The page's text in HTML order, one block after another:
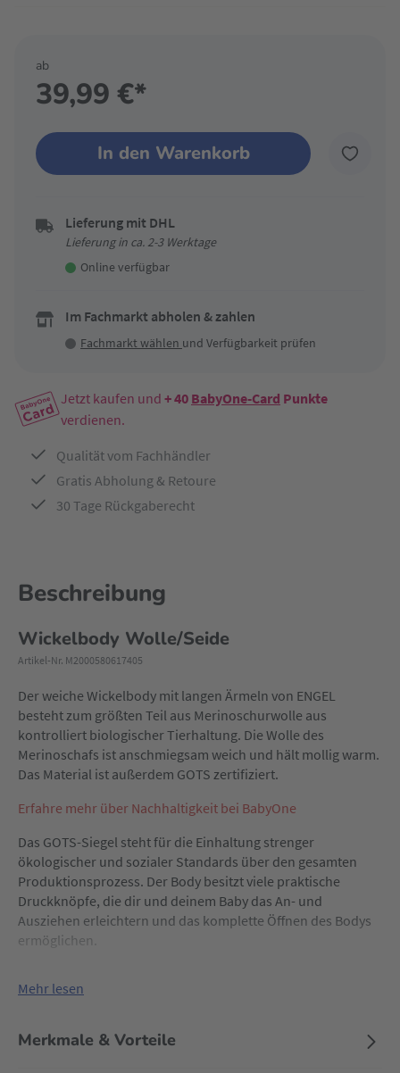
ab
39,99 €*
In den Warenkorb
Lieferung mit DHL
Lieferung in ca. 2-3 Werktage
Online verfügbar
Im Fachmarkt abholen & zahlen
Fachmarkt wählen und Verfügbarkeit prüfen
Jetzt kaufen und + 40 BabyOne-Card Punkte
verdienen.
Qualität vom Fachhändler
Gratis Abholung & Retoure
30 Tage Rückgaberecht
Beschreibung
Wickelbody Wolle/Seide
Artikel-Nr. M2000580617405
Der weiche Wickelbody mit langen Ärmeln von ENGEL
besteht zum größten Teil aus Merinoschurwolle aus
kontrolliert biologischer Tierhaltung. Die Wolle des
Merinoschafs ist anschmiegsam weich und hält mollig warm.
Das Material ist außerdem GOTS zertifiziert.
Erfahre mehr über Nachhaltigkeit bei BabyOne
Das GOTS-Siegel steht für die Einhaltung strenger
ökologischer und sozialer Standards über den gesamten
Produktionsprozess. Der Body besitzt viele praktische
Druckknöpfe, die dir und deinem Baby das An- und
Ausziehen erleichtern und das komplette Öffnen des Bodys
ermöglichen.
Mehr lesen
Merkmale & Vorteile